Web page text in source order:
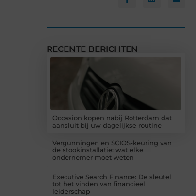
RECENTE BERICHTEN
Occasion kopen nabij Rotterdam dat
aansluit bij uw dagelijkse routine
Vergunningen en SCIOS-keuring van
de stookinstallatie: wat elke
ondernemer moet weten
Executive Search Finance: De sleutel
tot het vinden van financieel
leiderschap